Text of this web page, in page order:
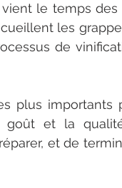
le temps des
les
de
plus
goût et la
et de